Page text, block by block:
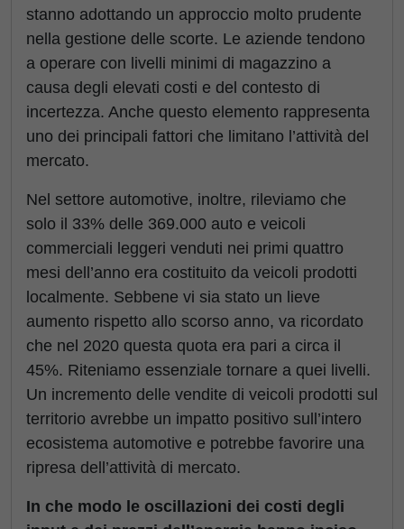
stanno adottando un approccio molto prudente
nella gestione delle scorte. Le aziende tendono
a operare con livelli minimi di magazzino a
causa degli elevati costi e del contesto di
incertezza. Anche questo elemento rappresenta
uno dei principali fattori che limitano l’attività del
mercato.
Nel settore automotive, inoltre, rileviamo che
solo il 33% delle 369.000 auto e veicoli
commerciali leggeri venduti nei primi quattro
mesi dell’anno era costituito da veicoli prodotti
localmente. Sebbene vi sia stato un lieve
aumento rispetto allo scorso anno, va ricordato
che nel 2020 questa quota era pari a circa il
45%. Riteniamo essenziale tornare a quei livelli.
Un incremento delle vendite di veicoli prodotti sul
territorio avrebbe un impatto positivo sull’intero
ecosistema automotive e potrebbe favorire una
ripresa dell’attività di mercato.
In che modo le oscillazioni dei costi degli